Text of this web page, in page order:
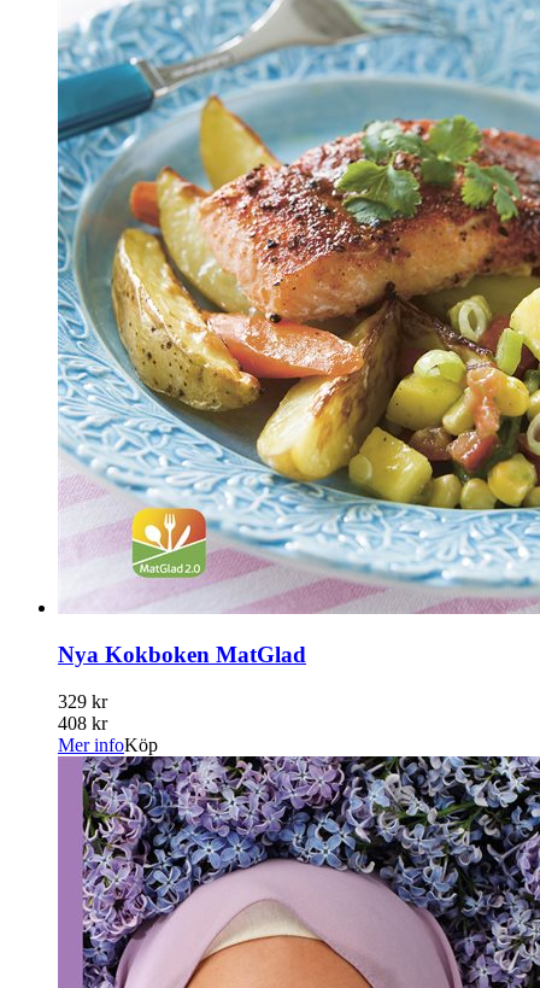
Nya Kokboken MatGlad
329 kr
408 kr
Mer infoKöp